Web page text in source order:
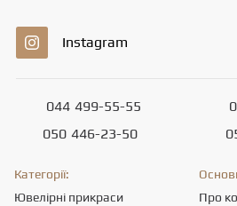
Instagram
044 499-55-55
050 446-23-50
Категорії:
Ювелірні прикраси
Про